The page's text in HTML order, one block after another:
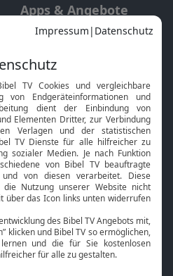
Apps & Angebote
Mobile App
Smart TV
HbbTV
Bibelthek Online-Bibel
Nächster Gottesdienst
Service
Kontakt
TV-Empfang